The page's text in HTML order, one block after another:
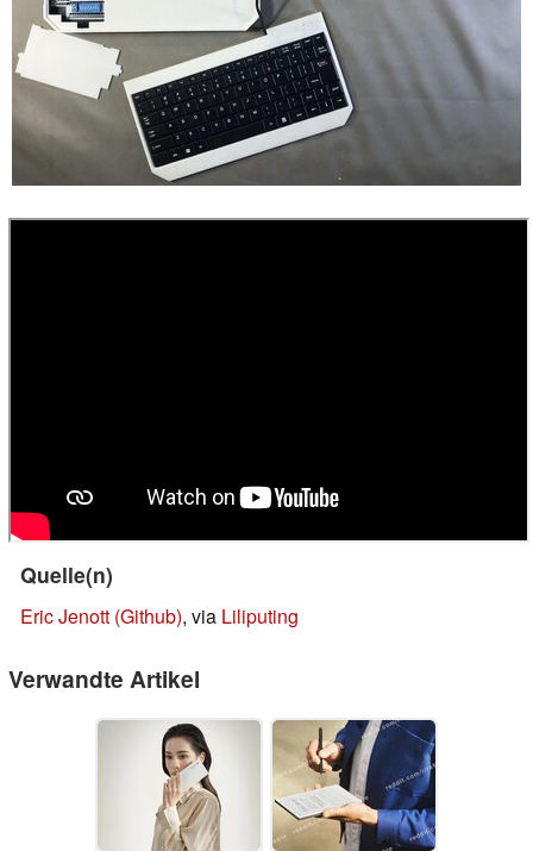
Quelle(n)
Eric Jenott (Github), via Liliputing
Verwandte Artikel